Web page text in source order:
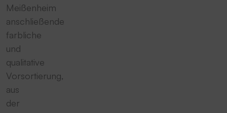
Meißenheim
anschließende
farbliche
und
qualitative
Vorsortierung,
aus
der